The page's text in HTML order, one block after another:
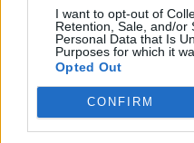
I want to opt-out of
Retention, Sale, and/or
Personal Data that Is
Purposes for which it
Opted Out
CONFIRM